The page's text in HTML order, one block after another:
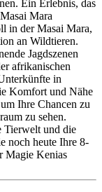
Ein Erlebnis, das
Mara
in der Masai Mara,
an Wildtieren.
Jagdszenen
afrikanischen
in
Komfort und Nähe
Ihre Chancen zu
zu sehen.
Tierwelt und die
noch heute Ihre 8-
Magie Kenias